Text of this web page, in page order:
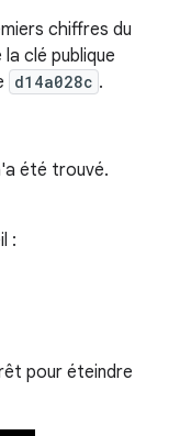
chiffres du
clé publique
d14a028c .
été trouvé.
:
pour éteindre